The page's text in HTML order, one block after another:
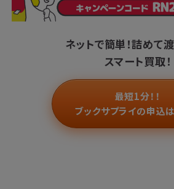
ネットで簡単！詰めて渡
スマート買取！
最短1分！！
ブックサプライの申込